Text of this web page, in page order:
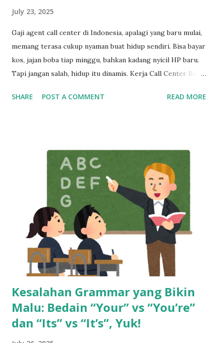
July 23, 2025
Gaji agent call center di Indonesia, apalagi yang baru mulai,
memang terasa cukup nyaman buat hidup sendiri. Bisa bayar
kos, jajan boba tiap minggu, bahkan kadang nyicil HP baru.
Tapi jangan salah, hidup itu dinamis. Kerja Call Center Bisa
dari itu, kalau sekarang masih betah kerja sebagai customer
Raya” Tahun 2013, seorang anak muda umur 20 tahun kerja
di mall, dibayar cuma per hari. Bisa dibilang pas-pasan buat
sekadar bertahan hidup. Tapi semuanya berubah waktu dia
pindah ke dunia call center. Begitu terima gaji pertamanya,
rasanya kayak menang undian. Pendapatannya langsung naik
dua kali lipat. Rasanya hidup jadi lebih cerah. Tapi cerita gak
berhenti di sana. Gaji besar di awal bisa bikin terlena.
Banyak yang merasa cukup, padahal tantangan hidup ma...
SHARE POST A COMMENT READ MORE
Kesalahan Grammar yang Bikin
Malu: Bedain “Your” vs “You’re”
dan “Its” vs “It’s”, Yuk!